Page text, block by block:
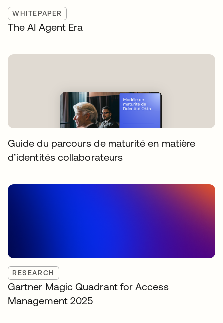
WHITEPAPER
The AI Agent Era
Guide du parcours de maturité en matière
d’identités collaborateurs
RESEARCH
Gartner Magic Quadrant for Access
Management 2025